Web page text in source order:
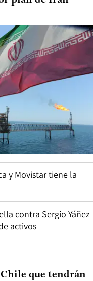
y Movistar tiene la
contra Sergio Yáñez
activos
que tendrán